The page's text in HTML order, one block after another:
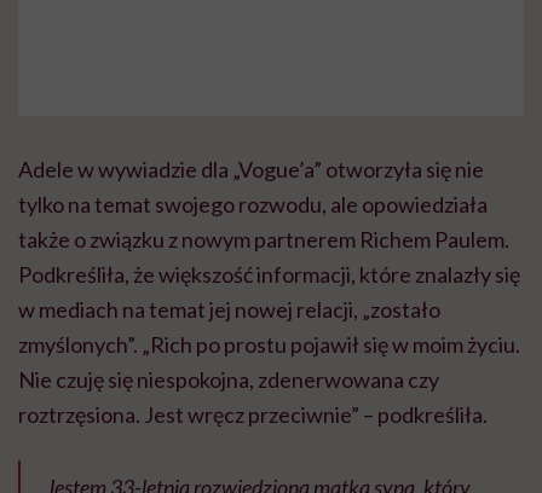
Adele w wywiadzie dla „Vogue’a” otworzyła się nie
tylko na temat swojego rozwodu, ale opowiedziała
także o związku z nowym partnerem Richem Paulem.
Podkreśliła, że większość informacji, które znalazły się
w mediach na temat jej nowej relacji, „zostało
zmyślonych”. „Rich po prostu pojawił się w moim życiu.
Nie czuję się niespokojna, zdenerwowana czy
roztrzęsiona. Jest wręcz przeciwnie” – podkreśliła.
„Jestem 33-letnią rozwiedzioną matką syna, który